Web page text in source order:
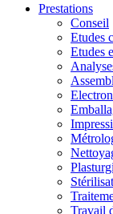
Prestations
Conseil
Etudes
Etudes
Travail